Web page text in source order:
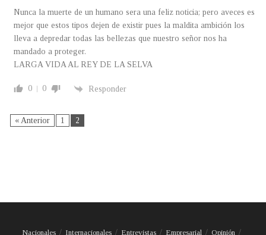
Nunca la muerte de un humano sera una feliz noticia; pero aveces es
mejor que estos tipos dejen de existir pues la maldita ambición los
lleva a depredar todas las bellezas que nuestro señor nos ha
mandado a proteger.
LARGA VIDA AL REY DE LA SELVA
0 0 Responder
« Anterior 1 2
Nacionales Internacionales Entrevistas Empresarial Opinión